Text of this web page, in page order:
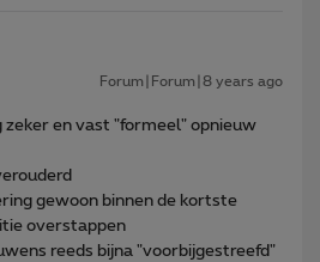
Forum|Forum|8 years ago
zeker en vast "formeel" opnieuw
gewoon binnen de kortste
overstappen
reeds bijna "voorbijgestreefd"